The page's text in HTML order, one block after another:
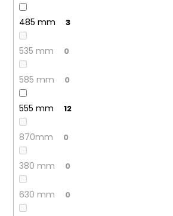
485 mm 3
535 mm 0
585 mm 0
555 mm 12
870mm 0
380 mm 0
630 mm 0